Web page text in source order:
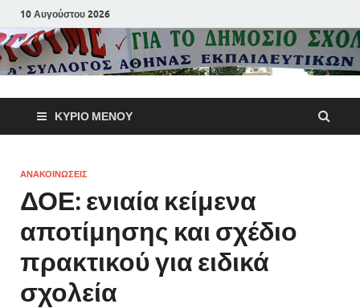
10 Αυγούστου 2026
Α΄
Αθηνών
Π.Ε.
ΚΎΡΙΟ ΜΕΝΟΎ
ΑΝΑΚΟΙΝΩΣΕΙΣ
ΔΟΕ: ενιαία κείμενα
αποτίμησης και σχέδιο
πρακτικού για ειδικά
σχολεία